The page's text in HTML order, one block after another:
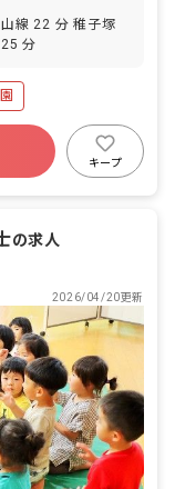
線 22 分 稚子塚
分
キープ
の求人
2026/04/20更新